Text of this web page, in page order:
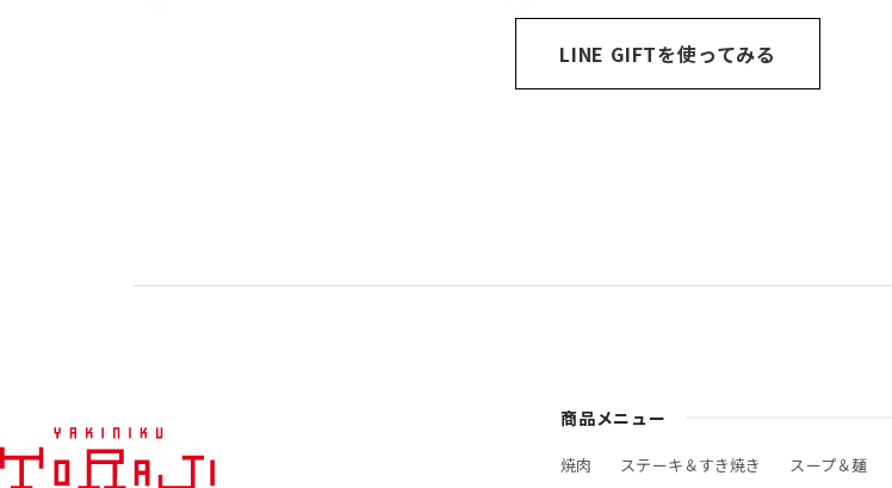
LINE GIFTを使ってみる
商品メニュー
焼肉 ステーキ＆すき焼き スープ＆麺